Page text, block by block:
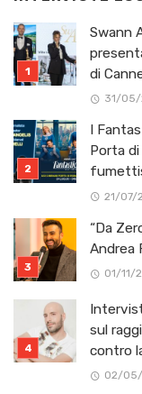
Swann
di
31/05/
I
Porta
21/07/
“Da
Andrea
01/11/
sul
contro
02/